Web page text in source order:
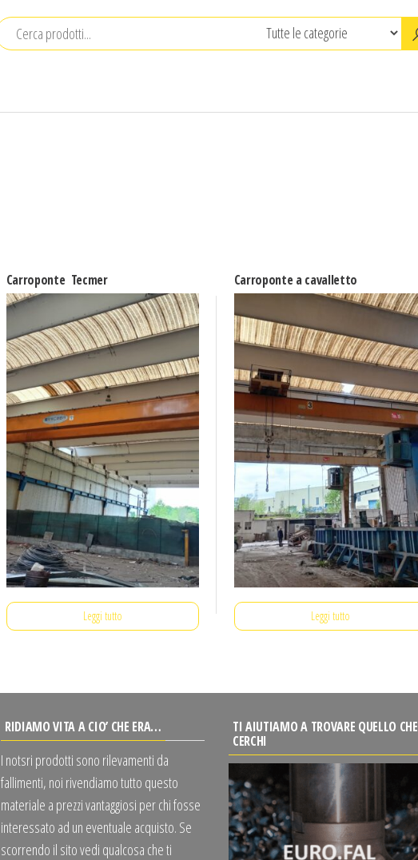
Carroponte Tecmer
Leggi tutto
Carroponte a cavalletto
Leggi tutto
RIDIAMO VITA A CIO’ CHE ERA…
I notsri prodotti sono rilevamenti da
fallimenti, noi rivendiamo tutto questo
materiale a prezzi vantaggiosi per chi fosse
interessato ad un eventuale acquisto. Se
scorrendo il sito vedi qualcosa che ti
TI AIUTIAMO A TROVARE QUELLO CHE
CERCHI